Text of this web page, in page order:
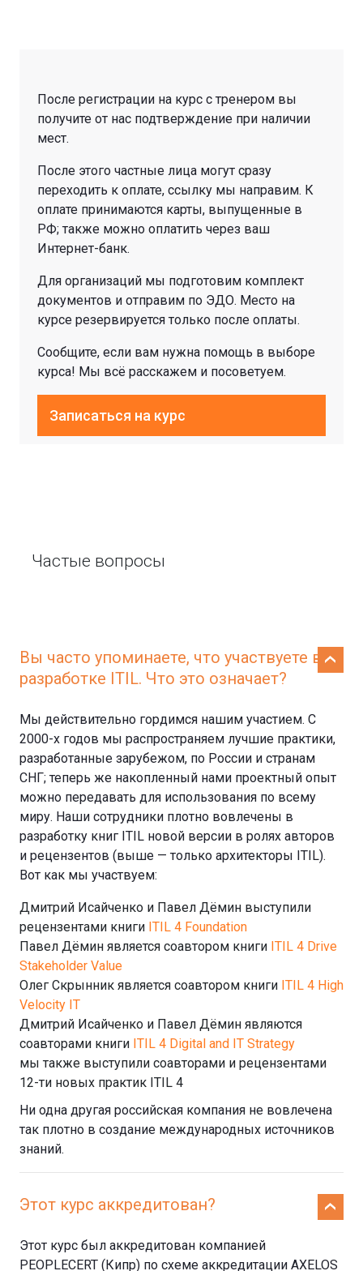
После регистрации на курс с тренером вы
получите от нас подтверждение при наличии
мест.
После этого частные лица могут сразу
переходить к оплате, ссылку мы направим. К
оплате принимаются карты, выпущенные в
РФ; также можно оплатить через ваш
Интернет-банк.
Для организаций мы подготовим комплект
документов и отправим по ЭДО. Место на
курсе резервируется только после оплаты.
Сообщите, если вам нужна помощь в выборе
курса! Мы всё расскажем и посоветуем.
Записаться на курс
Частые вопросы
Вы часто упоминаете, что участвуете в
разработке ITIL. Что это означает?
Мы действительно гордимся нашим участием. С
2000-х годов мы распространяем лучшие практики,
разработанные зарубежом, по России и странам
СНГ; теперь же накопленный нами проектный опыт
можно передавать для использования по всему
миру. Наши сотрудники плотно вовлечены в
разработку книг ITIL новой версии в ролях авторов
и рецензентов (выше — только архитекторы ITIL).
Вот как мы участвуем:
Дмитрий Исайченко и Павел Дёмин выступили
рецензентами книги ITIL 4 Foundation
Павел Дёмин является соавтором книги ITIL 4 Drive
Stakeholder Value
Олег Скрынник является соавтором книги ITIL 4 High
Velocity IT
Дмитрий Исайченко и Павел Дёмин являются
соавторами книги ITIL 4 Digital and IT Strategy
мы также выступили соавторами и рецензентами
12-ти новых практик ITIL 4
Ни одна другая российская компания не вовлечена
так плотно в создание международных источников
знаний.
Этот курс аккредитован?
Этот курс был аккредитован компанией
PEOPLECERT (Кипр) по схеме аккредитации AXELOS